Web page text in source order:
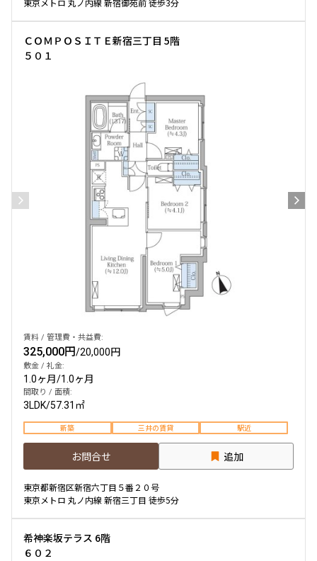
東京メトロ 丸ノ内線 新宿御苑前 徒歩3分
ＣＯＭＰＯＳＩＴＥ新宿三丁目 5階
５０１
賃料 / 管理費・共益費:
325,000円/20,000円
敷金 / 礼金:
1.0ヶ月/1.0ヶ月
間取り / 面積:
3LDK/57.31㎡
新築 三井の賃貸 駅近
お問合せ 追加
東京都新宿区新宿六丁目５番２０号
東京メトロ 丸ノ内線 新宿三丁目 徒歩5分
希神楽坂テラス 6階
６０２